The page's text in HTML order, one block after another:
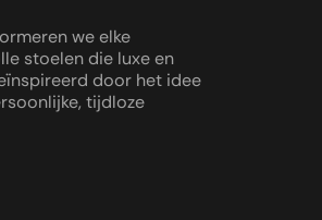
we elke
stoelen die luxe en
door het idee
tijdloze